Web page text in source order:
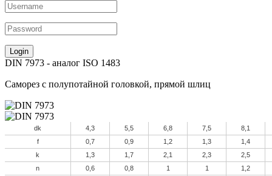
DIN 7973 - аналог ISO 1483
Саморез с полупотайной головкой, прямой шлиц
dk 4,3 5,5 6,8 7,5
8,1
f
0,7 0,9 1,2 1,3
1,4
k
1,3 1,7 2,1 2,3
2,5
n
0,6 0,8 1 1
1,2